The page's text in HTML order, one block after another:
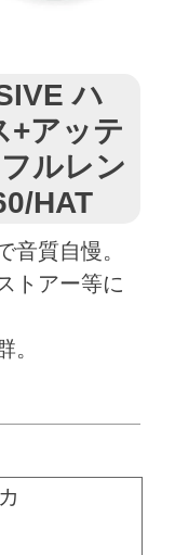
ハ
+アッテ
ルレン
HAT
音質自慢。
トアー等に
。